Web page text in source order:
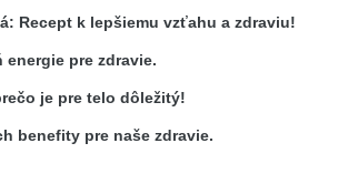
Recept k lepšiemu vzťahu a zdraviu!
pre zdravie.
je pre telo dôležitý!
benefity pre naše zdravie.